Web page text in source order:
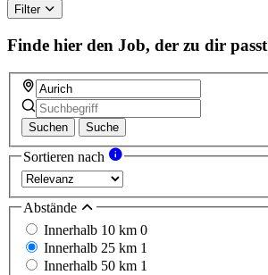
Filter
Finde hier den Job, der zu dir passt
Suchen Suche
Sortieren nach
Abstände
Innerhalb 10 km 0
Innerhalb 25 km 1
Innerhalb 50 km 1